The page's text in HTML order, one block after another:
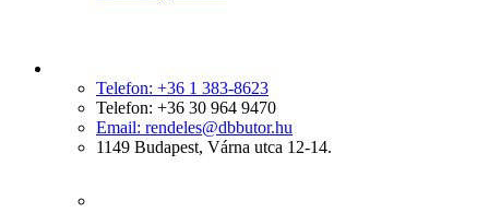
Telefon: +36 1 383-8623
Telefon: +36 30 964 9470
Email: rendeles@dbbutor.hu
1149 Budapest, Várna utca 12-14.